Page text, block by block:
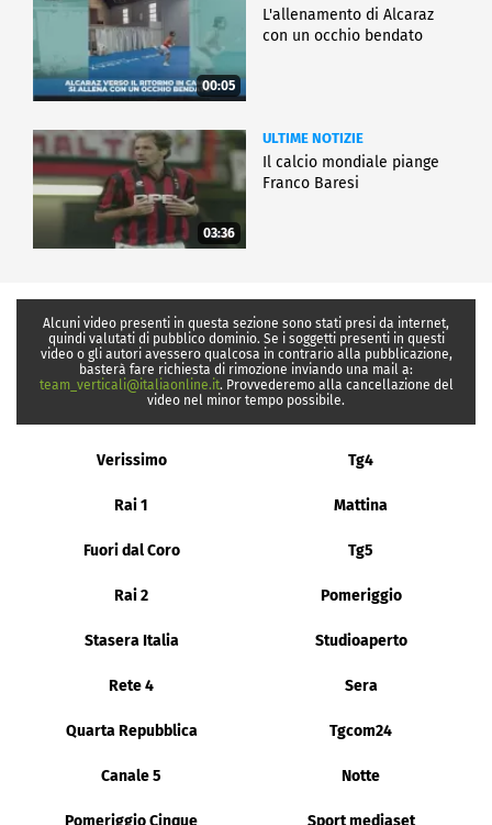
00:05
L'allenamento di Alcaraz
con un occhio bendato
03:36
ULTIME NOTIZIE
Il calcio mondiale piange
Franco Baresi
Alcuni video presenti in questa sezione sono stati presi da internet,
quindi valutati di pubblico dominio. Se i soggetti presenti in questi
video o gli autori avessero qualcosa in contrario alla pubblicazione,
basterà fare richiesta di rimozione inviando una mail a:
team_verticali@italiaonline.it. Provvederemo alla cancellazione del
video nel minor tempo possibile.
Verissimo Tg4
Rai 1 Mattina
Fuori dal Coro Tg5
Rai 2 Pomeriggio
Stasera Italia Studioaperto
Rete 4 Sera
Quarta Repubblica Tgcom24
Canale 5 Notte
Pomeriggio Cinque Sport mediaset